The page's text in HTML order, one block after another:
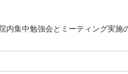
内集中勉強会とミーティング実施